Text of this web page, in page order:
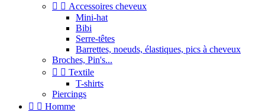
  Accessoires cheveux
Mini-hat
Bibi
Serre-têtes
Barrettes, noeuds, élastiques, pics à cheveux
Broches, Pin's...
  Textile
T-shirts
Piercings
  Homme